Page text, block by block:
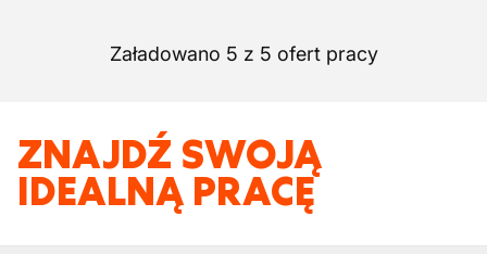
Załadowano 5 z 5 ofert pracy
ZNAJDŹ SWOJĄ
IDEALNĄ PRACĘ